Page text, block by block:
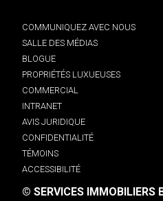
COMMUNIQUEZ AVEC NOUS
SALLE DES MÉDIAS
BLOGUE
PROPRIÉTÉS LUXUEUSES
COMMERCIAL
INTRANET
AVIS JURIDIQUE
CONFIDENTIALITÉ
TÉMOINS
ACCESSIBILITÉ
© SERVICES IMMOBILIERS